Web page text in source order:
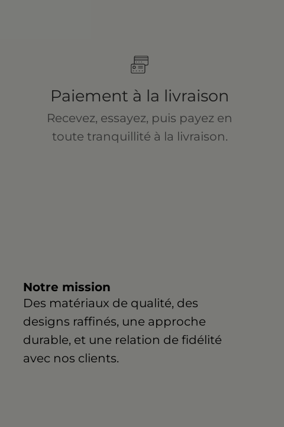
Paiement à la livraison
Recevez, essayez, puis payez en
toute tranquillité à la livraison.
Notre mission
Des matériaux de qualité, des
designs raffinés, une approche
durable, et une relation de fidélité
avec nos clients.